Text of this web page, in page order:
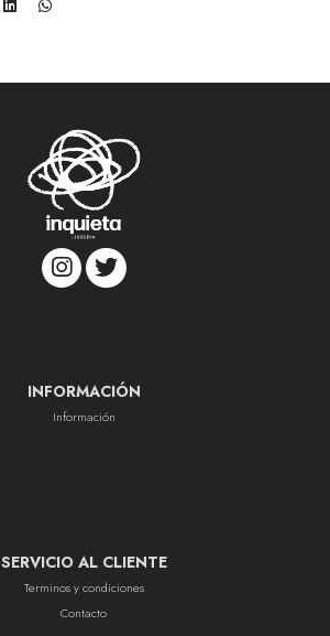
INFORMACIÓN
Información
SERVICIO AL CLIENTE
Terminos y condiciones
Contacto